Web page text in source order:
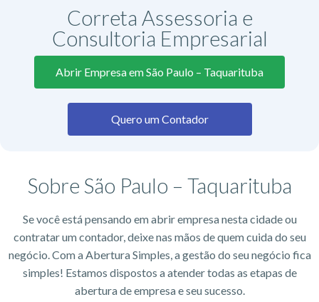
Correta Assessoria e
Consultoria Empresarial
Abrir Empresa em São Paulo – Taquarituba
Quero um Contador
Sobre São Paulo – Taquarituba
Se você está pensando em abrir empresa nesta cidade ou
contratar um contador, deixe nas mãos de quem cuida do seu
negócio. Com a Abertura Simples, a gestão do seu negócio fica
simples! Estamos dispostos a atender todas as etapas de
abertura de empresa e seu sucesso.